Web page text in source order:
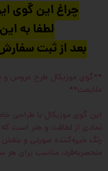
چراغ این گوی
لطفا به
بعد از ثبت
**گوی موزیکال طرح عروس و
ملایمت**
این گوی موزیکال با طراحی
نمادی از لطافت و هنر است
رنگ خیره‌کننده صورتی و
منحصر‌به‌فرد، مناسب برای هر